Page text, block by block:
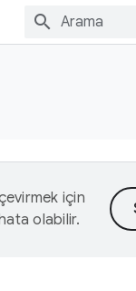
için
olabilir.